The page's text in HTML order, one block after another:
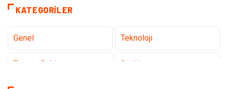
KATEGORILER
Genel Teknoloji
Tanıtıcı Reklam Sağlık